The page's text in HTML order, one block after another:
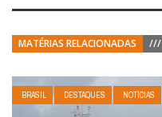
MATÉRIAS RELACIONADAS ///
BRASIL DESTAQUES NOTÍCIAS